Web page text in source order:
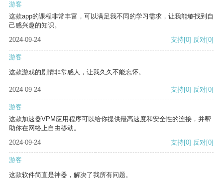
游客
这款app的课程非常丰富，可以满足我不同的学习需求，让我能够找到自
己感兴趣的知识。
2024-09-24
支持[0] 反对[0]
游客
这款游戏的剧情非常感人，让我久久不能忘怀。
2024-09-24 支持[0] 反对[0]
游客
这款加速器VPM应用程序可以给你提供最高速度和安全性的连接，并帮
助你在网络上自由移动。
2024-09-24
支持[0] 反对[0]
游客
这款软件简直是神器，解决了我所有问题。